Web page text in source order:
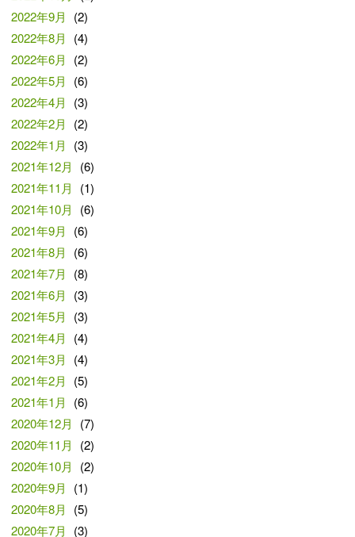
2022年9月
(2)
2022年8月
(4)
2022年6月
(2)
2022年5月
(6)
2022年4月
(3)
2022年2月
(2)
2022年1月
(3)
2021年12月
(6)
2021年11月
(1)
2021年10月
(6)
2021年9月
(6)
2021年8月
(6)
2021年7月
(8)
2021年6月
(3)
2021年5月
(3)
2021年4月
(4)
2021年3月
(4)
2021年2月
(5)
2021年1月
(6)
2020年12月
(7)
2020年11月
(2)
2020年10月
(2)
2020年9月
(1)
2020年8月
(5)
2020年7月
(3)